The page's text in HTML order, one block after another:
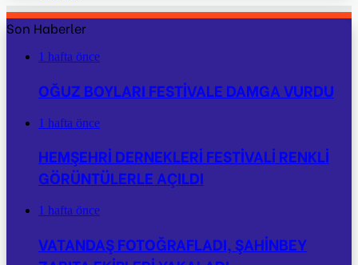
Son Haberler
1 hafta önce
OĞUZ BOYLARI FESTİVALE DAMGA VURDU
1 hafta önce
HEMŞEHRİ DERNEKLERİ FESTİVALİ RENKLİ
GÖRÜNTÜLERLE AÇILDI
1 hafta önce
VATANDAŞ FOTOĞRAFLADI, ŞAHİNBEY